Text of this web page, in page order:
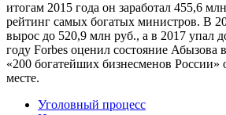
итогам 2015 года он заработал 455,6
рейтинг самых богатых министров. В
вырос до 520,9 млн руб., а в 2017 упал
году Forbes оценил состояние Абызова
«200 богатейших бизнесменов России»
месте.
Уголовный процесс